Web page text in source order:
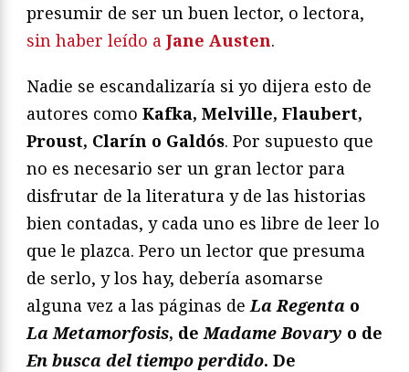
presumir de ser un buen lector, o lectora,
sin haber leído a Jane Austen.
Nadie se escandalizaría si yo dijera esto de
autores como Kafka, Melville, Flaubert,
Proust, Clarín o Galdós. Por supuesto que
no es necesario ser un gran lector para
disfrutar de la literatura y de las historias
bien contadas, y cada uno es libre de leer lo
que le plazca. Pero un lector que presuma
de serlo, y los hay, debería asomarse
alguna vez a las páginas de La Regenta o
La Metamorfosis, de Madame Bovary o de
En busca del tiempo perdido. De